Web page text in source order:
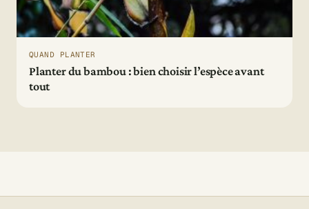
QUAND PLANTER
Planter du bambou : bien choisir l’espèce avant
tout